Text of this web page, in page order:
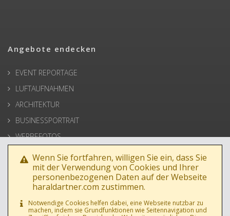
Angebote endecken
EVENT REPORTAGE
LUFTAUFNAHMEN
ARCHITEKTUR
BUSINESSPORTRAIT
WERBEFOTOS
HOCHZEIT
PRESSE
Wenn Sie fortfahren, willigen Sie ein, dass Sie
mit der Verwendung von Cookies und Ihrer
personenbezogenen Daten auf der Webseite
haraldartner.com zustimmen.
Notwendige Cookies helfen dabei, eine Webseite nutzbar zu
machen, indem sie Grundfunktionen wie Seitennavigation und